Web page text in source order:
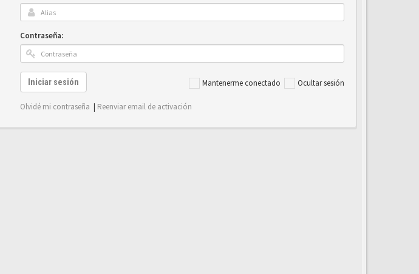
Contraseña:
Mantenerme conectado Ocultar sesión
Iniciar sesión
Olvidé mi contraseña | Reenviar email de activación